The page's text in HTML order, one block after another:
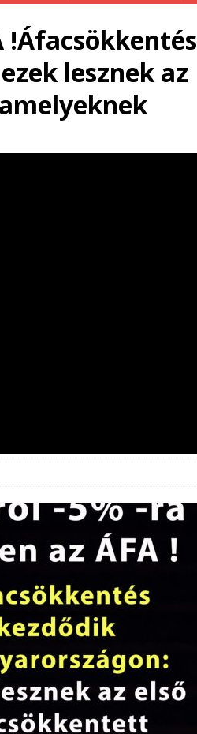
!Áfacsökkentés
lesznek az